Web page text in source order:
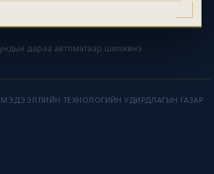
дараа автоматаар шилжинэ
ТЕХНОЛОГИЙН УДИРДЛАГЫН ГАЗАР